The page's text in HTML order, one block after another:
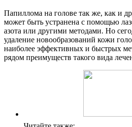
Папиллома на голове так же, как и
может быть устранена с помощью
азота или другими методами. Но
удаление новообразований кожи
наиболее эффективных и быстрых
рядом преимуществ такого вида